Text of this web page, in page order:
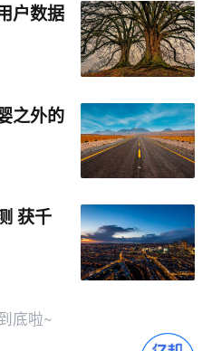
户数据
之外的
获千
底啦~